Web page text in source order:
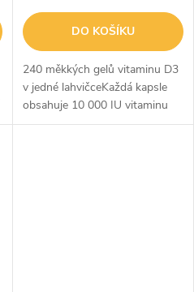
DO KOŠÍKU
240 měkkých gelů vitaminu D3
v jedné lahvičceKaždá kapsle
obsahuje 10 000 IU vitaminu
D3Vysoce kvalitní vitamin